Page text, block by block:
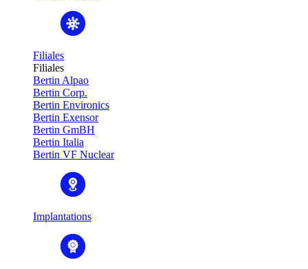
Filiales
Filiales
Bertin Alpao
Bertin Corp.
Bertin Environics
Bertin Exensor
Bertin GmBH
Bertin Italia
Bertin VF Nuclear
Implantations